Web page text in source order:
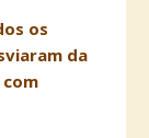
os
da